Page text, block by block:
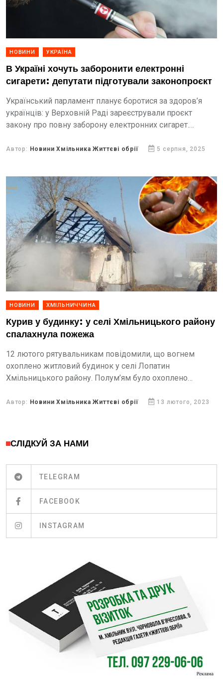
НОВИНИ УКРАЇНА
В Україні хочуть заборонити електронні
сигарети: депутати підготували законопроєкт
Український парламент планує боротися за здоров’я
українців: у Верховній Раді зареєстрували проєкт
закону про повну заборону електронних сигарет.
особливо молоді. Що саме може...
Автор: Новини Хмільника Життєві обрії 5 серпня, 2025
НОВИНИ ХМІЛЬНИЧЧИНА
Курив у будинку: у селі Хмільницького району
спалахнула пожежа
12 лютого рятувальникам повідомили, що вогнем
охоплено житловий будинок у селі Лопатин
Хмільницького району. Полум’ям було охоплено
Автор: Новини Хмільника Життєві обрії 13 лютого, 2023
СЛІДКУЙ ЗА НАМИ
TELEGRAM
FACEBOOK
INSTAGRAM